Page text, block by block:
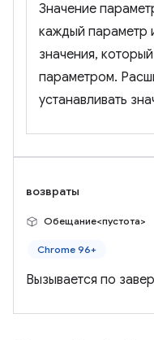
Значение
каждый параметр
значения,
параметром.
устанавливать
возвраты
Обещание<пустота>
Chrome 96+
Вызывается по